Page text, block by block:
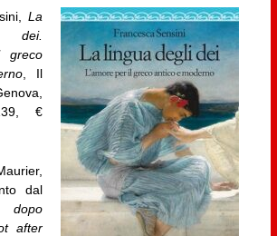
La
dei.
greco
, Il
€
dal
after